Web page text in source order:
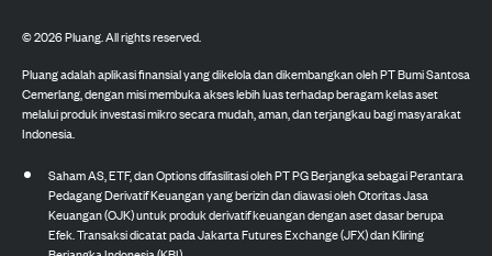
©2026Pluang. All rights reserved.
Pluang adalah aplikasi finansial yang dikelola dan dikembangkan oleh PT Bumi Santosa
Cemerlang, dengan misi membuka akses lebih luas terhadap beragam kelas aset
melalui produk investasi mikro secara mudah, aman, dan terjangkau bagi masyarakat
Indonesia.
Saham AS, ETF, dan Options difasilitasi oleh PT PG Berjangka sebagai Perantara
Pedagang Derivatif Keuangan yang berizin dan diawasi oleh Otoritas Jasa
Keuangan (OJK) untuk produk derivatif keuangan dengan aset dasar berupa
Efek. Transaksi dicatat pada Jakarta Futures Exchange (JFX) dan Kliring